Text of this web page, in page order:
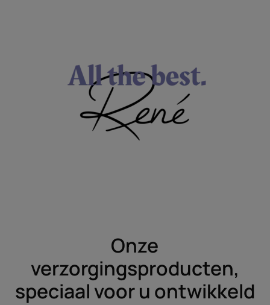
Onze
verzorgingsproducten,
speciaal voor u ontwikkeld